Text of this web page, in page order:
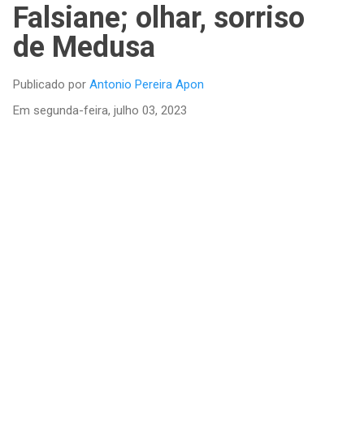
Falsiane; olhar, sorriso
de Medusa
Publicado por Antonio Pereira Apon
Em segunda-feira, julho 03, 2023